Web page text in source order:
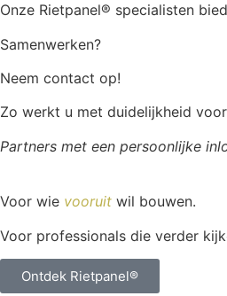
Onze Rietpanel® specialisten
Samenwerken?
Neem contact op!
Zo werkt u met duidelijkheid
Partners met een persoonlijke
Voor wie vooruit wil bouwen.
Voor professionals die verder
Ontdek Rietpanel®